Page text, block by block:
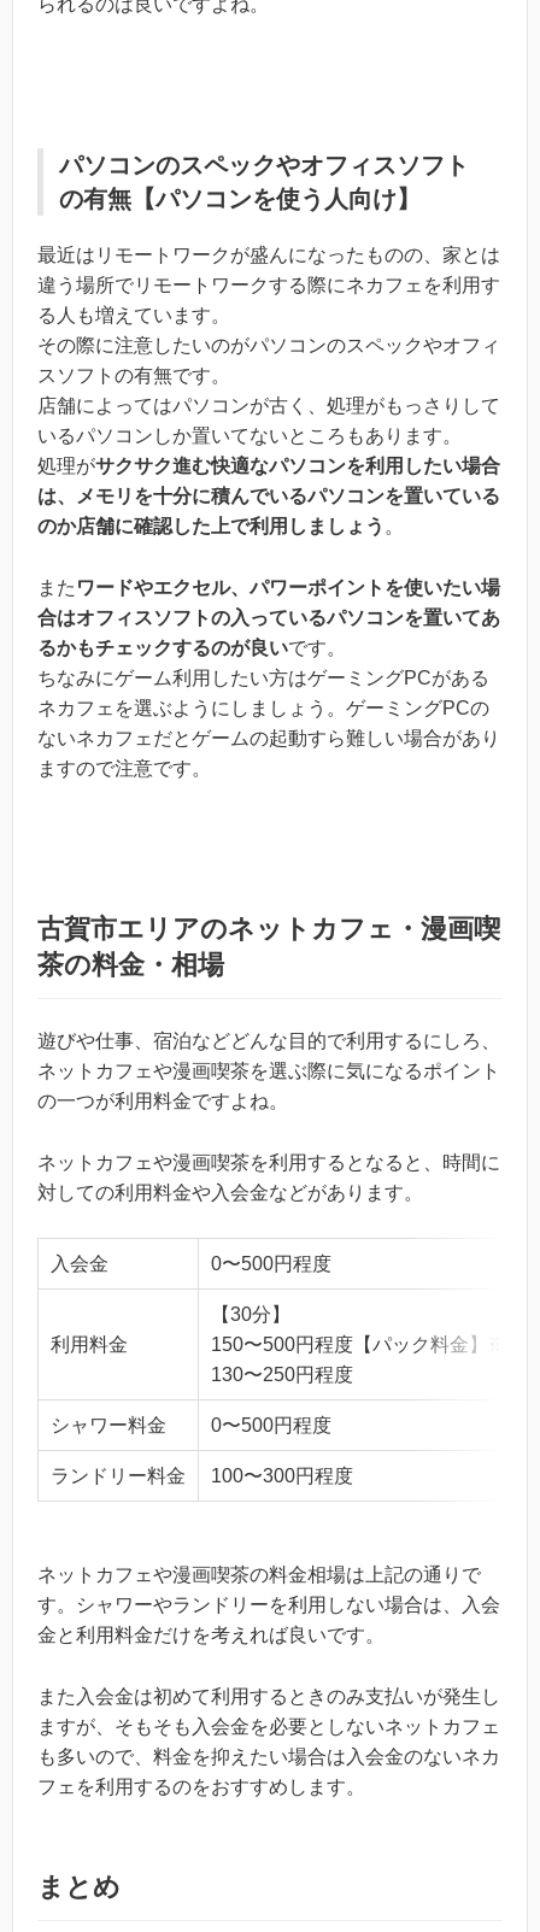
られるのは良いですよね。
パソコンのスペックやオフィスソフト
の有無【パソコンを使う人向け】
最近はリモートワークが盛んになったものの、家とは
違う場所でリモートワークする際にネカフェを利用す
る人も増えています。
その際に注意したいのがパソコンのスペックやオフィ
スソフトの有無です。
店舗によってはパソコンが古く、処理がもっさりして
いるパソコンしか置いてないところもあります。
処理がサクサク進む快適なパソコンを利用したい場合
は、メモリを十分に積んでいるパソコンを置いている
のか店舗に確認した上で利用しましょう 。
また ワードやエクセル、パワーポイントを使いたい場
合はオフィスソフトの入っているパソコンを置いてあ
るかもチェックするのが良いです。
ちなみにゲーム利用したい方はゲーミングPCがある
ネカフェを選ぶようにしましょう。ゲーミングPCの
ないネカフェだとゲームの起動すら難しい場合があり
ますので注意です。
古賀市エリアのネットカフェ・漫画喫
茶の料金・相場
遊びや仕事、宿泊などどんな目的で利用するにしろ、
ネットカフェや漫画喫茶を選ぶ際に気になるポイント
の一つが利用料金ですよね。
ネットカフェや漫画喫茶を利用するとなると、時間に
対しての利用料金や入会金などがあります。
入会金 0〜500円程度
利用料金
【30分】
150〜500円程度【パック料金】※1
130〜250円程度
シャワー料金 0〜500円程度
ランドリー料金 100〜300円程度
ネットカフェや漫画喫茶の料金相場は上記の通りで
す。シャワーやランドリーを利用しない場合は、入会
金と利用料金だけを考えれば良いです。
また入会金は初めて利用するときのみ支払いが発生し
ますが、そもそも入会金を必要としないネットカフェ
も多いので、料金を抑えたい場合は入会金のないネカ
フェを利用するのをおすすめします。
まとめ